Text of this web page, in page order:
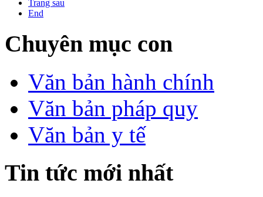
Trang sau
End
Chuyên mục con
Văn bản hành chính
Văn bản pháp quy
Văn bản y tế
Tin tức mới nhất